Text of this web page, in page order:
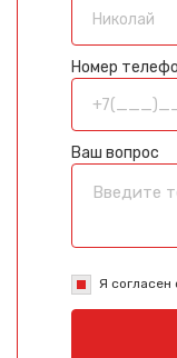
Номер
Ваш вопрос
Я согласен